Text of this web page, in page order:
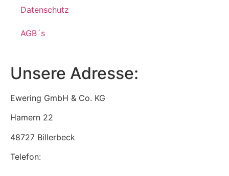
Datenschutz
AGB´s
Unsere Adresse:
Ewering GmbH & Co. KG
Hamern 22
48727 Billerbeck
Telefon: